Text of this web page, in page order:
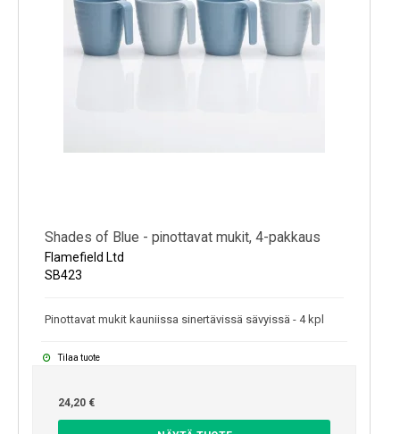
Shades of Blue - pinottavat mukit, 4-pakkaus
Flamefield Ltd
SB423
Pinottavat mukit kauniissa sinertävissä sävyissä - 4 kpl
Tilaa tuote
24,20 €